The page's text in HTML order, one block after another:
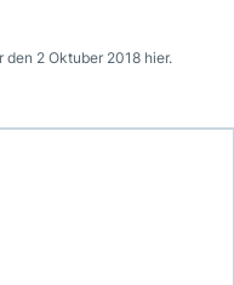
den 2 Oktuber 2018 hier.